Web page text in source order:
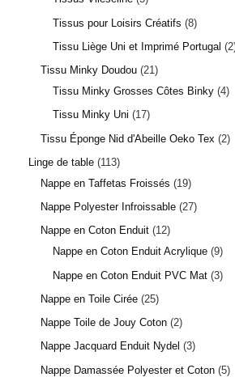
23 avis
Tissus pour Loisirs Créatifs 8
Tissu Liège Uni et Imprimé Portugal
2
Tissu Minky Doudou 21
Tissu Minky Grosses Côtes Binky 4
Tissu Minky Uni
17
Tissu Éponge Nid d'Abeille Oeko Tex
2
Linge de table 113
Nappe en Taffetas Froissés
19
Nappe Polyester Infroissable 27
Nappe en Coton Enduit 12
Nappe en Coton Enduit Acrylique 9
Nappe en Coton Enduit PVC Mat 3
Nappe en Toile Cirée 25
Nappe Toile de Jouy Coton 2
Nappe Jacquard Enduit Nydel
3
Nappe Damassée Polyester et Coton 5